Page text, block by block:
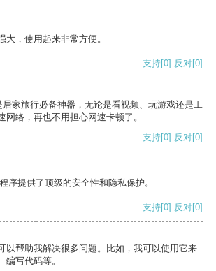
大，使用起来非常方便。
支持[0] 反对[0]
家旅行必备神器，无论是看视频、玩游戏还是工
网络，再也不用担心网速卡顿了。
支持[0] 反对[0]
序提供了顶级的安全性和隐私保护。
支持[0] 反对[0]
以帮助我解决很多问题。比如，我可以使用它来
编写代码等。